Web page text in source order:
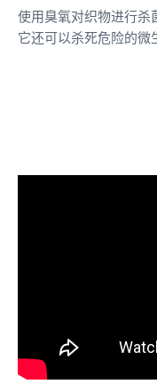
使用臭氧对织物进行杀
它还可以杀死危险的微